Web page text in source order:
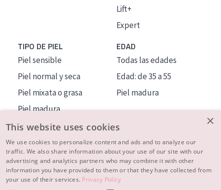
Lift+
Expert
TIPO DE PIEL
Piel sensible
Piel normal y seca
Piel mixata o grasa
Piel madura
Piel expuesta al sol
Piel menopáusica
EDAD
Todas las edades
Edad: de 35 a 55
Piel madura
MÁS SOBRE NOSOTROS
INSPIRACIÓN
×
This website uses cookies
We use cookies to personalize content and ads and to analyze our
traffic. We also share information about your use of our site with our
advertising and analytics partners who may combine it with other
information you have provided to them or that they have collected from
your use of their services. Privacy Policy